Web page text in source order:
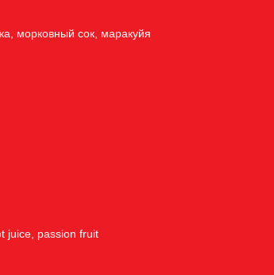
морковный сок, маракуйя
juice, passion fruit